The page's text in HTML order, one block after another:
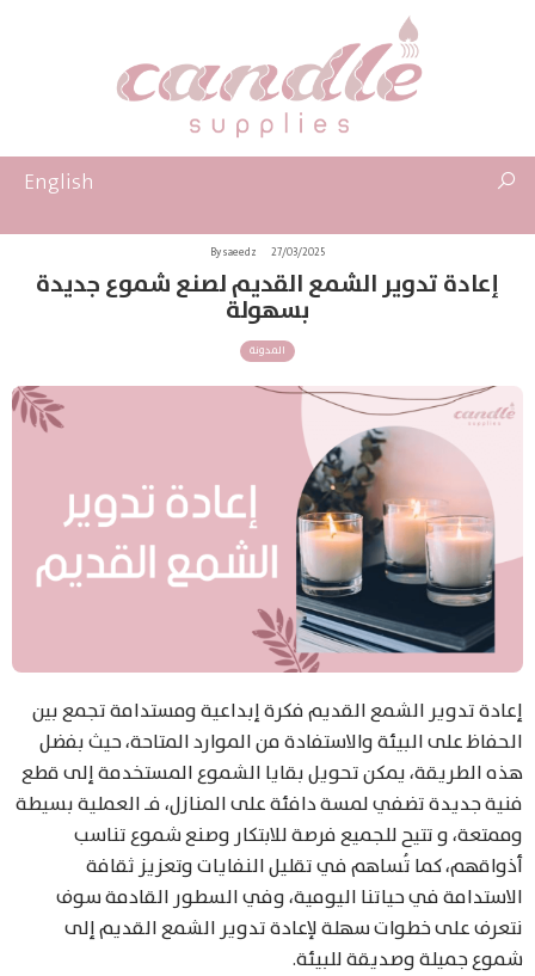
English
27/03/2025
By saeedz
إعادة تدوير الشمع القديم لصنع شموع جديدة
بسهولة
المدونة
إعادة تدوير الشمع القديم فكرة إبداعية ومستدامة تجمع بين
الحفاظ على البيئة والاستفادة من الموارد المتاحة، حيث بفضل
هذه الطريقة، يمكن تحويل بقايا الشموع المستخدمة إلى قطع
فنية جديدة تضفي لمسة دافئة على المنازل، فـ العملية بسيطة
وممتعة، و تتيح للجميع فرصة للابتكار وصنع شموع تناسب
أذواقهم، كما تُساهم في تقليل النفايات وتعزيز ثقافة
الاستدامة في حياتنا اليومية، وفي السطور القادمة سوف
نتعرف على خطوات سهلة لإعادة تدوير الشمع القديم إلى
شموع جميلة وصديقة للبيئة.